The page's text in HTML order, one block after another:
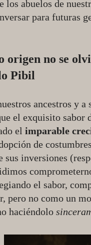
los abuelos de
para futuras
origen no se
Pibil
ancestros y a
el exquisito
el imparable
de
sus inversiones
el sabor,
pero no como un
haciéndolo